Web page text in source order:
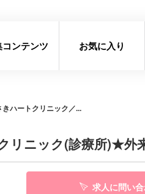
ンテンツ お気に入り
ハートクリニック／...
リニック(診療所)★外
求人に問い